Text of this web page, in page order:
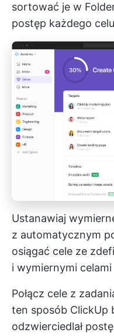
sortować je w
postęp każdego
Ustanawiaj
z automatycznym
osiągać cele ze
i wymiernymi celami
Połącz cele z
ten sposób ClickUp
odzwierciedlał